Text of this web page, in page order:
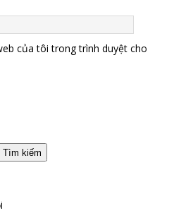
của tôi trong trình duyệt cho
Tìm kiếm